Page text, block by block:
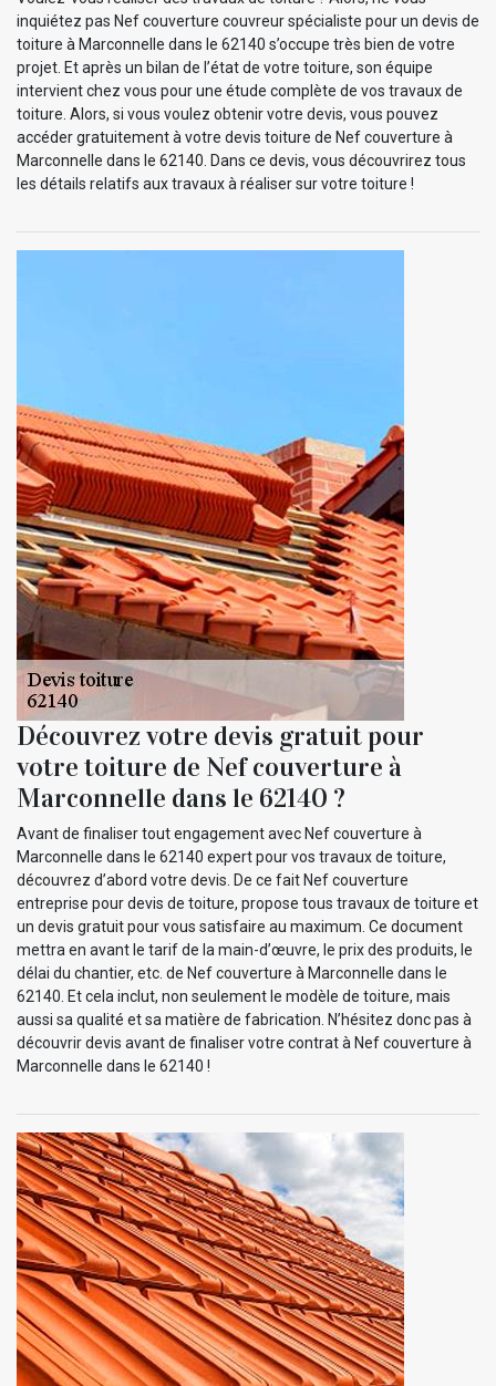
inquiétez pas Nef couverture couvreur spécialiste pour un devis de
toiture à Marconnelle dans le 62140 s’occupe très bien de votre
projet. Et après un bilan de l’état de votre toiture, son équipe
intervient chez vous pour une étude complète de vos travaux de
toiture. Alors, si vous voulez obtenir votre devis, vous pouvez
accéder gratuitement à votre devis toiture de Nef couverture à
Marconnelle dans le 62140. Dans ce devis, vous découvrirez tous
les détails relatifs aux travaux à réaliser sur votre toiture !
Découvrez votre devis gratuit pour
votre toiture de Nef couverture à
Marconnelle dans le 62140 ?
Avant de finaliser tout engagement avec Nef couverture à
Marconnelle dans le 62140 expert pour vos travaux de toiture,
découvrez d’abord votre devis. De ce fait Nef couverture
entreprise pour devis de toiture, propose tous travaux de toiture et
un devis gratuit pour vous satisfaire au maximum. Ce document
mettra en avant le tarif de la main-d’œuvre, le prix des produits, le
délai du chantier, etc. de Nef couverture à Marconnelle dans le
62140. Et cela inclut, non seulement le modèle de toiture, mais
aussi sa qualité et sa matière de fabrication. N’hésitez donc pas à
découvrir devis avant de finaliser votre contrat à Nef couverture à
Marconnelle dans le 62140 !